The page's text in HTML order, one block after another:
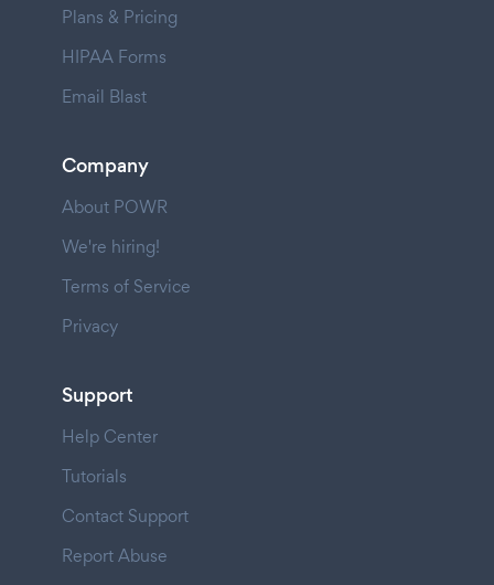
Plans & Pricing
HIPAA Forms
Email Blast
Company
About POWR
We're hiring!
Terms of Service
Privacy
Support
Help Center
Tutorials
Contact Support
Report Abuse